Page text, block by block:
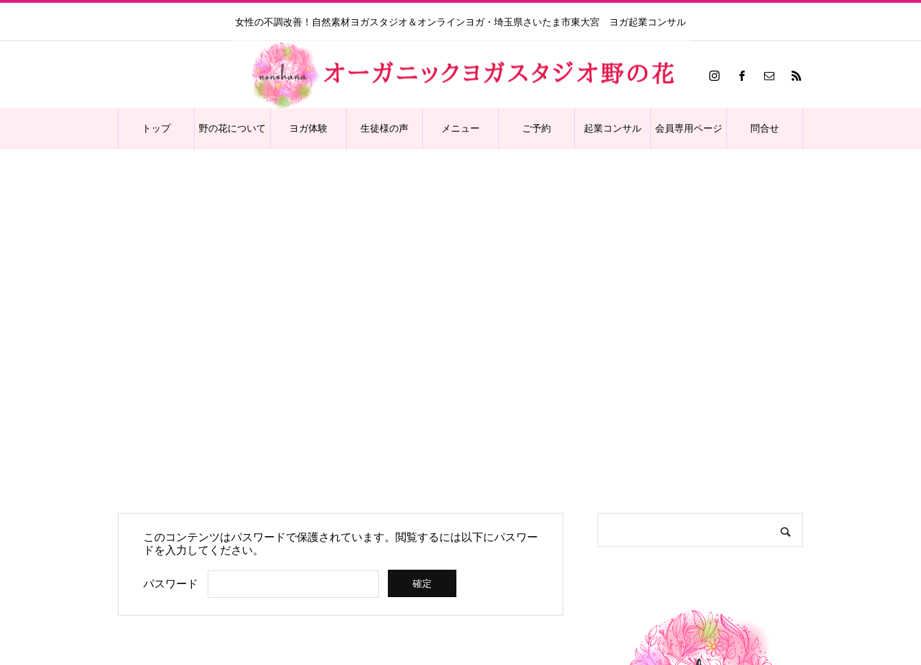
女性の不調改善！自然素材ヨガスタジオ＆オンラインヨガ・埼玉県さいたま市東大宮 ヨガ起業コンサル
トップ 野の花について ヨガ体験 生徒様の声 メニュー ご予約 起業コンサル 会員専用ページ 問合せ
このコンテンツはパスワードで保護されています。閲覧するには以下にパスワー
ドを入力してください。
パスワード